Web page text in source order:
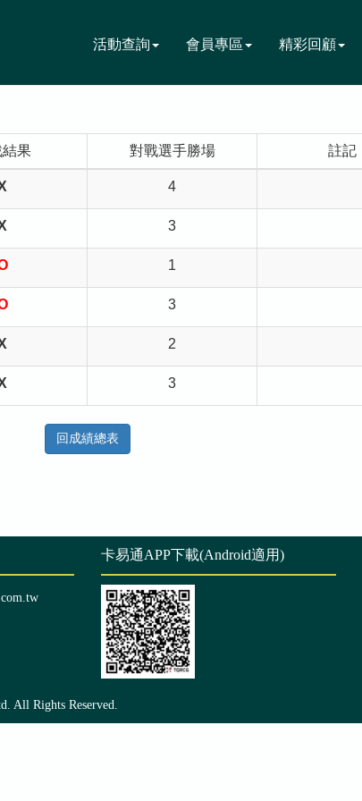
活動查詢 會員專區 精彩回顧
果 對戰選手勝場 註記
4
3
1
3
2
3
回成績總表
卡易通APP下載(Android適用)
All Rights Reserved.